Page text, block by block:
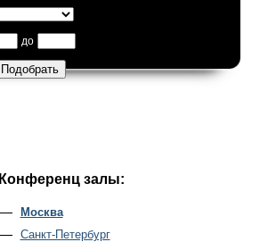
до
Конференц залы:
Москва
Санкт-Петербург